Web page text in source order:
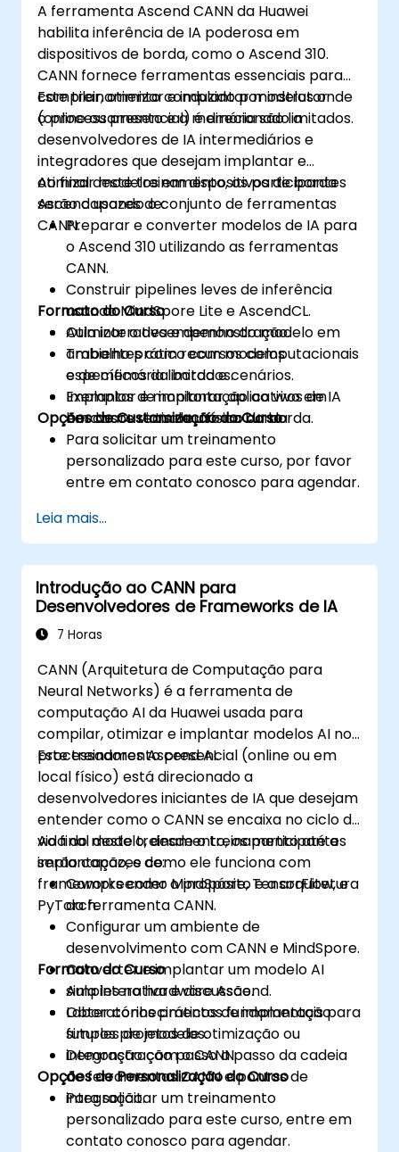
A ferramenta Ascend CANN da Huawei
habilita inferência de IA poderosa em
dispositivos de borda, como o Ascend 310.
CANN fornece ferramentas essenciais para
compilar, otimizar e implantar modelos onde
o processamento e a memória são limitados.
Este treinamento conduzido por instrutor
(online ou presencial) é direcionado a
desenvolvedores de IA intermediários e
integradores que desejam implantar e
otimizar modelos em dispositivos de borda
Ascend usando o conjunto de ferramentas
CANN.
Ao final deste treinamento, os participantes
serão capazes de:
Preparar e converter modelos de IA para
o Ascend 310 utilizando as ferramentas
CANN.
Construir pipelines leves de inferência
usando MindSpore Lite e AscendCL.
Otimizar o desempenho do modelo em
ambientes com recursos computacionais
e de memória limitados.
Implantar e monitorar aplicativos de IA
em casos reais de uso na borda.
Formato do Curso
Aula interativa e demonstração.
Trabalho prático com modelos
específicos da borda e cenários.
Exemplos de implantação ao vivo em
hardware virtual ou físico da borda.
Opções de Customização do Curso
Para solicitar um treinamento
personalizado para este curso, por favor
entre em contato conosco para agendar.
Leia mais...
Introdução ao CANN para
Desenvolvedores de Frameworks de IA
7 Horas
CANN (Arquitetura de Computação para
Neural Networks) é a ferramenta de
computação AI da Huawei usada para
compilar, otimizar e implantar modelos AI nos
processadores Ascend AI.
Este treinamento presencial (online ou em
local físico) está direcionado a
desenvolvedores iniciantes de IA que desejam
entender como o CANN se encaixa no ciclo de
vida do modelo, desde o treinamento até a
implantação, e como ele funciona com
frameworks como MindSpore, TensorFlow, e
PyTorch.
Ao final deste treinamento, os participantes
serão capazes de:
Compreender o propósito e a arquitetura
da ferramenta CANN.
Configurar um ambiente de
desenvolvimento com CANN e MindSpore.
Converter e implantar um modelo AI
simples no hardware Ascend.
Obter conhecimentos fundamentais para
futuros projetos de otimização ou
integração com o CANN.
Formato do Curso
Aula interativa e discussão.
Laboratórios práticos de implantação
simples de modelos.
Demonstração passo a passo da cadeia
de ferramentas CANN e pontos de
integração.
Opções de Personalização do Curso
Para solicitar um treinamento
personalizado para este curso, entre em
contato conosco para agendar.